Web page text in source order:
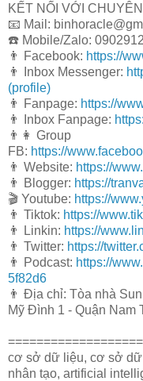
KẾT NỐI VỚI
📧 Mail:
☎️ Mobile/Zalo:
👨 Facebook: https://
👨 Inbox Messenger:
(profile)
👨 Fanpage: https://
👨 Inbox Fanpage:
👨👩 Group
FB: https://
👨 Website: https://
👨 Blogger: https://
🎬 Youtube: https://
👨 Tiktok: https://
👨 Linkin: https://
👨 Twitter: https://
👨 Podcast: https://
5f82d6
👨 Địa chỉ: Tòa nhà
Mỹ Đình 1 - Quận Nam
cơ sở dữ liệu, cơ sở dữ
nhân tạo, artificial